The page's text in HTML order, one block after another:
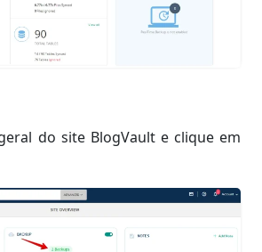
do site BlogVault e clique em